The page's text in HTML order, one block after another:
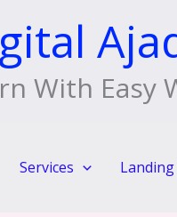
With Easy
Services Landing